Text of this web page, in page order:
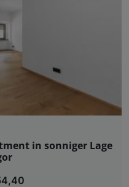
in sonniger Lage